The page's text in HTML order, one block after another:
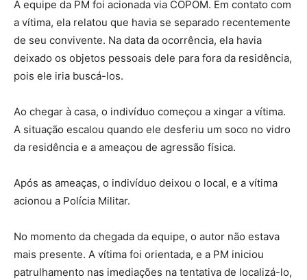
A equipe da PM foi acionada via COPOM. Em contato com
a vítima, ela relatou que havia se separado recentemente
de seu convivente. Na data da ocorrência, ela havia
deixado os objetos pessoais dele para fora da residência,
pois ele iria buscá-los.
Ao chegar à casa, o indivíduo começou a xingar a vítima.
A situação escalou quando ele desferiu um soco no vidro
da residência e a ameaçou de agressão física.
Após as ameaças, o indivíduo deixou o local, e a vítima
acionou a Polícia Militar.
No momento da chegada da equipe, o autor não estava
mais presente. A vítima foi orientada, e a PM iniciou
patrulhamento nas imediações na tentativa de localizá-lo,